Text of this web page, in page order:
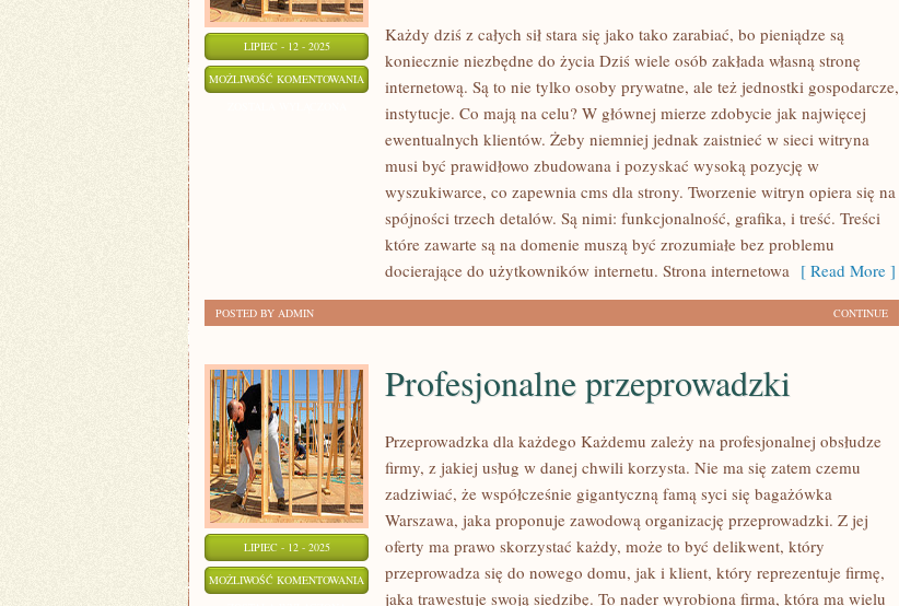
LIPIEC - 12 - 2025
MOŻLIWOŚĆ KOMENTOWANIA
DZISIAJ
STARA
JAKO
TAKO
ZARABIAĆ,
PIENIĄDZE
ŻADNE
NIEZBĘDNE
DO
ŻYCIA
Każdy dziś z całych sił stara się jako tako zarabiać, bo pieniądze są
koniecznie niezbędne do życia Dziś wiele osób zakłada własną stronę
internetową. Są to nie tylko osoby prywatne, ale też jednostki gospodarcze,
instytucje. Co mają na celu? W głównej mierze zdobycie jak najwięcej
ewentualnych klientów. Żeby niemniej jednak zaistnieć w sieci witryna
musi być prawidłowo zbudowana i pozyskać wysoką pozycję w
wyszukiwarce, co zapewnia cms dla strony. Tworzenie witryn opiera się na
spójności trzech detalów. Są nimi: funkcjonalność, grafika, i treść. Treści
które zawarte są na domenie muszą być zrozumiałe bez problemu
docierające do użytkowników internetu. Strona internetowa [ Read More ]
CONTINUE
POSTED BY ADMIN
LIPIEC - 12 - 2025
MOŻLIWOŚĆ KOMENTOWANIA PROFESJONALNE
Profesjonalne przeprowadzki
Przeprowadzka dla każdego Każdemu zależy na profesjonalnej obsłudze
firmy, z jakiej usług w danej chwili korzysta. Nie ma się zatem czemu
zadziwiać, że współcześnie gigantyczną famą syci się bagażówka
Warszawa, jaka proponuje zawodową organizację przeprowadzki. Z jej
oferty ma prawo skorzystać każdy, może to być delikwent, który
przeprowadza się do nowego domu, jak i klient, który reprezentuje firmę,
jaka trawestuje swoją siedzibę. To nader wyrobiona firma, która ma wielu